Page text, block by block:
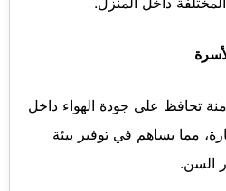
تحافظ على جودة الهواء داخل
مما يساهم في توفير بيئة
السن.